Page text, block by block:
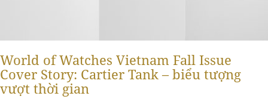
World of Watches Vietnam Fall Issue
Cover Story: Cartier Tank – biểu tượng
vượt thời gian